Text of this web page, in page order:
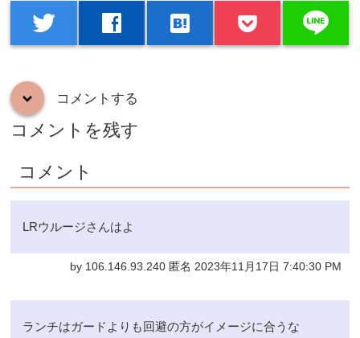
twitter facebook hatenabookmark line
down コメントする
コメントを残す
コメント
LRウルージさんはよ
by 106.146.93.240 匿名 2023年11月17日 7:40:30 PM
ランチはガードよりも回避の方がイメージに合うな